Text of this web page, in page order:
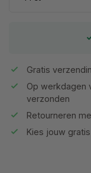
Gratis
Op werkdagen
verzonden
Retourneren
Kies jouw